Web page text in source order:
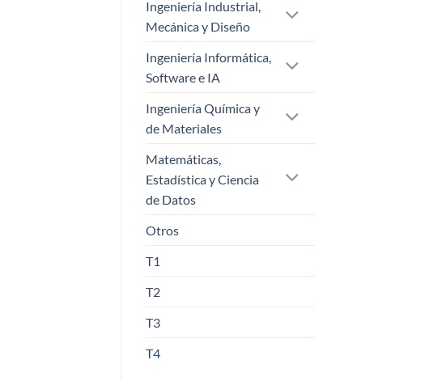
Ingeniería Industrial,
Mecánica y Diseño
Ingeniería Informática,
Software e IA
Ingeniería Química y
de Materiales
Matemáticas,
Estadística y Ciencia
de Datos
Otros
T1
T2
T3
T4